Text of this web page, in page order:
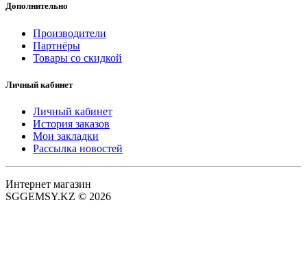
Дополнительно
Производители
Партнёры
Товары со скидкой
Личный кабинет
Личный кабинет
История заказов
Мои закладки
Рассылка новостей
Интернет магазин
SGGEMSY.KZ © 2026